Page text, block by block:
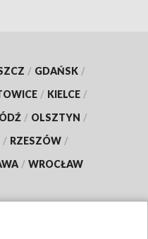
/ GDAŃSK /
/ KIELCE /
/ OLSZTYN /
/ RZESZÓW /
/ WROCŁAW